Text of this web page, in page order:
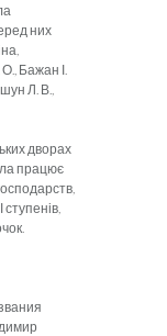
них
Бажан І.
Л. В.,
дворах
працює